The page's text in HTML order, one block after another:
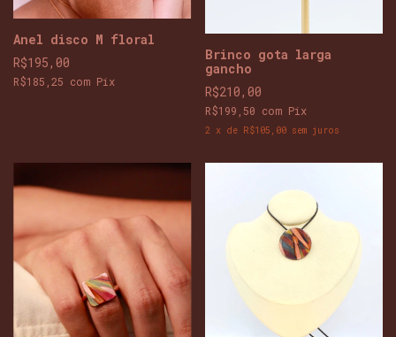
Anel disco M floral
R$195,00
R$185,25 com Pix
Brinco gota larga
gancho
R$210,00
R$199,50 com Pix
2 x de R$105,00 sem juros